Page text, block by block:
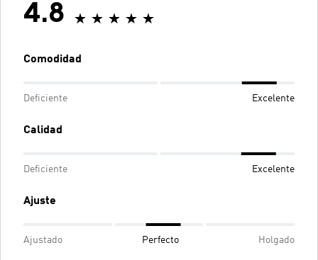
4.8
Comodidad
Deficiente Excelente
Calidad
Deficiente Excelente
Ajuste
Ajustado Perfecto Holgado